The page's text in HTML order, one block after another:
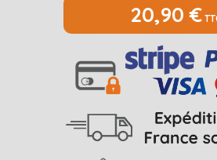
20,90 €